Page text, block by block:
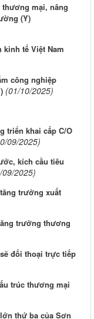
mại, nâng
(Y)
kinh tế Việt Nam
công nghiệp
(01/10/2025)
triển khai cấp C/O
09/2025)
kích cầu tiêu
09/2025)
trưởng xuất
trưởng thương
đối thoại trực tiếp
trúc thương mại
thứ ba của Sơn